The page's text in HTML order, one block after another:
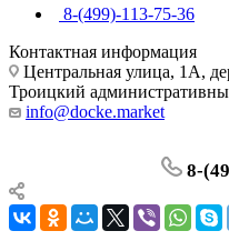
8-(499)-113-75-36
Контактная информация
Центральная улица, 1А,
Троицкий
info@docke.market
8-